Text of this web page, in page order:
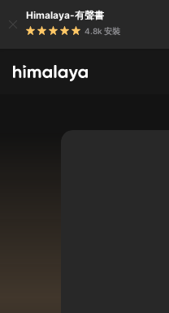
Himalaya-有聲書
4.8k 安裝